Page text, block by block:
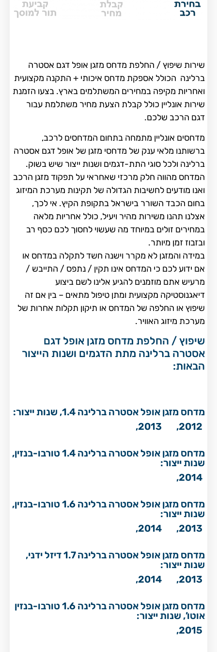
שירות שיפוץ / החלפת מדחס מזגן אופל דגם אסטרה
ברלינה הכולל אספקת מדחס איכותי + התקנה מקצועית
ואחריות מקיפה במחירים המשתלמים בארץ. בצעו הזמנת
שירות אונליין כולל קבלת הצעת מחיר משתלמת עבור
דגם הרכב שלכם.
מדחסים אונליין מתמחה בתחום המדחסים לרכב,
ברשותנו מלאי ענק של מדחסי מזגן של אופל דגם אסטרה
ברלינה ולכל סוגי התת-דגמים ושנות ייצור שיש בשוק.
המדחס מהווה חלק מרכזי שאחראי על תפקוד מזגן הרכב
ואנו מודעים לחשיבות הגדולה של תקינות מערכת המיזוג
בחום הכבד השורר בישראל בתקופת הקיץ. אי לכך,
אצלנו תהנו משירות מהיר ויעיל, כולל אחריות מלאה
במחירים זולים במיוחד מה שעשוי לחסוך לכם כסף רב
ובזבוז זמן מיותר.
במידה והמזגן לא מקרר וישנה חשד לתקלה במדחס או
אם ידוע לכם כי המדחס אינו תקין / נתפס / התייבש /
מרעיש אתם מוזמנים להגיע אלינו לשם ביצוע
דיאגנוסטיקה מקצועית ומתן טיפול מתאים – בין אם זה
שיפוץ או החלפה של המדחס או תיקון תקלות אחרות של
מערכת מיזוג האוויר.
שיפוץ / החלפת מדחס מזגן אופל דגם
אסטרה ברלינה מתת הדגמים ושנות הייצור
הבאות:
מדחס מזגן אופל אסטרה ברלינה 1.4, שנות ייצור:
2012,
2013,
מדחס מזגן אופל אסטרה ברלינה 1.4 טורבו-בנזין,
שנות ייצור:
2014,
מדחס מזגן אופל אסטרה ברלינה 1.6 טורבו-בנזין,
שנות ייצור:
2013,
2014,
מדחס מזגן אופל אסטרה ברלינה 1.7 דיזל ידני,
שנות ייצור:
2013,
2014,
מדחס מזגן אופל אסטרה ברלינה 1.6 טורבו-בנזין
אוטו’, שנות ייצור:
2015,